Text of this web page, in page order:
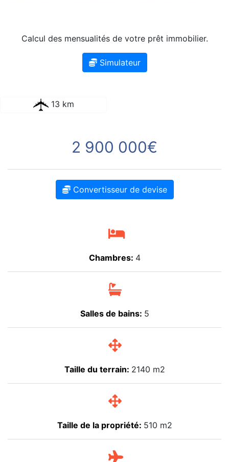
Calcul des mensualités de votre prêt immobilier.
Simulateur
13 km
2 900 000€
Convertisseur de devise
Chambres: 4
Salles de bains: 5
Taille du terrain: 2140 m2
Taille de la propriété: 510 m2